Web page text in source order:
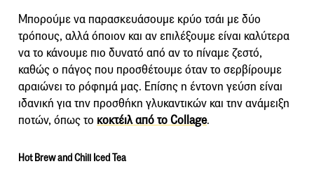
Μπορούμε να παρασκευάσουμε κρύο τσάι με δύο
τρόπους, αλλά όποιον και αν επιλέξουμε είναι καλύτερα
να το κάνουμε πιο δυνατό από αν το πίναμε ζεστό,
καθώς ο πάγος που προσθέτουμε όταν το σερβίρουμε
αραιώνει το ρόφημά μας. Επίσης η έντονη γεύση είναι
ιδανική για την προσθήκη γλυκαντικών και την ανάμειξη
ποτών, όπως το κοκτέιλ από το Collage.
Hot Brew and Chill Iced Tea